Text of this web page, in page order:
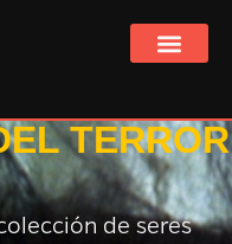
TERROR
de seres